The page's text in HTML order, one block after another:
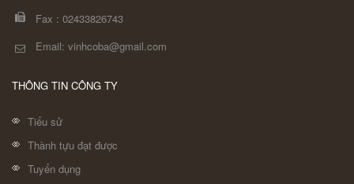
Fax : 02433826743
Email: vinhcoba@gmail.com
THÔNG TIN CÔNG TY
Tiểu sử
Thành tựu đạt được
Tuyển dụng